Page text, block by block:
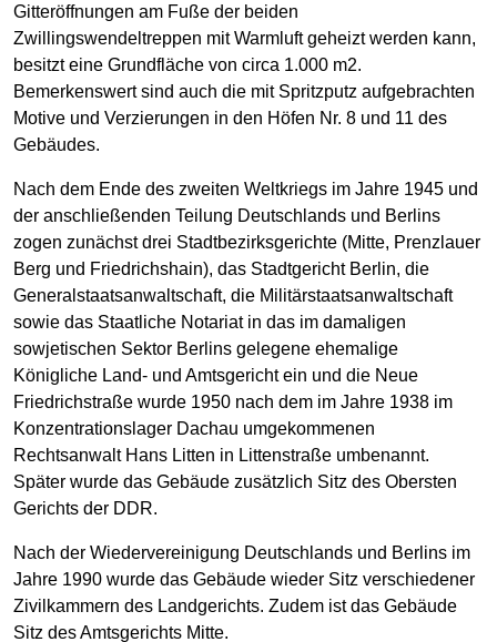
Gitteröffnungen am Fuße der beiden
Zwillingswendeltreppen mit Warmluft geheizt werden kann,
besitzt eine Grundfläche von circa 1.000 m2.
Bemerkenswert sind auch die mit Spritzputz aufgebrachten
Motive und Verzierungen in den Höfen Nr. 8 und 11 des
Gebäudes.
Nach dem Ende des zweiten Weltkriegs im Jahre 1945 und
der anschließenden Teilung Deutschlands und Berlins
zogen zunächst drei Stadtbezirksgerichte (Mitte, Prenzlauer
Berg und Friedrichshain), das Stadtgericht Berlin, die
Generalstaatsanwaltschaft, die Militärstaatsanwaltschaft
sowie das Staatliche Notariat in das im damaligen
sowjetischen Sektor Berlins gelegene ehemalige
Königliche Land- und Amtsgericht ein und die Neue
Friedrichstraße wurde 1950 nach dem im Jahre 1938 im
Konzentrationslager Dachau umgekommenen
Rechtsanwalt Hans Litten in Littenstraße umbenannt.
Später wurde das Gebäude zusätzlich Sitz des Obersten
Gerichts der DDR.
Nach der Wiedervereinigung Deutschlands und Berlins im
Jahre 1990 wurde das Gebäude wieder Sitz verschiedener
Zivilkammern des Landgerichts. Zudem ist das Gebäude
Sitz des Amtsgerichts Mitte.